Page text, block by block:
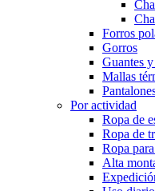
Forros
Gorros
Guantes
Mallas
Por actividad
Ropa de
Ropa de
Ropa
Alta